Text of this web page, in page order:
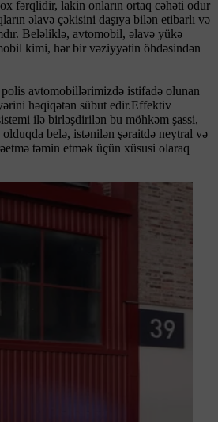
fərqlidir, lakin onların ortaq cəhəti odur
əlavə çəkisini daşıya bilən etibarlı və
Beləliklə, avtomobil, əlavə yükə
kimi, hər bir vəziyyətin öhdəsindən
avtomobillərimizdə istifadə olunan
həqiqətən sübut edir.Effektiv
ilə birləşdirilən bu möhkəm şassi,
belə, istənilən şəraitdə neytral və
təmin etmək üçün xüsusi olaraq